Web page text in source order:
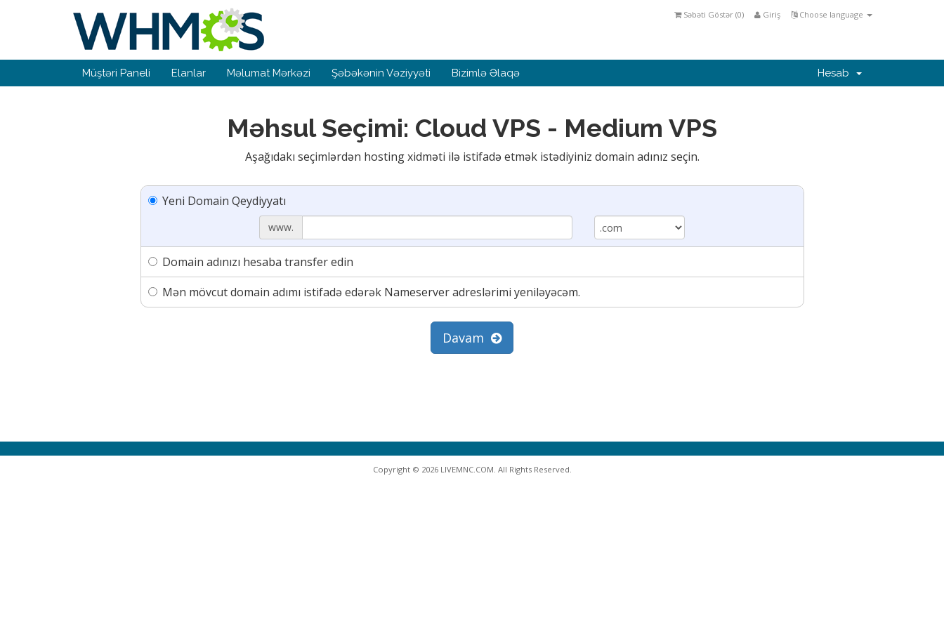
Choose language
Giriş
Səbəti Göstər (0)
Müştəri Paneli Elanlar Məlumat Mərkəzi Şəbəkənin Vəziyyəti Bizimlə Əlaqə Hesab
Məhsul Seçimi: Cloud VPS - Medium VPS
Aşağıdakı seçimlərdən hosting xidməti ilə istifadə etmək istədiyiniz domain adınız seçin.
Yeni Domain Qeydiyyatı
www.
Domain adınızı hesaba transfer edin
Mən mövcut domain adımı istifadə edərək Nameserver adreslərimi yeniləyəcəm.
Davam
Copyright © 2026 LIVEMNC.COM. All Rights Reserved.